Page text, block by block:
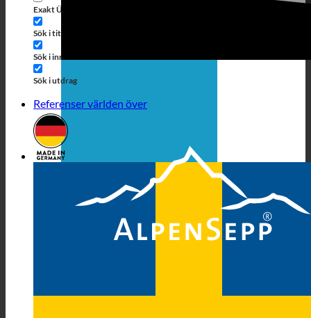
Exakt Übereinstimmung
Sök i titeln
Sök i innehållet
Sök i utdrag
Referenser världen över